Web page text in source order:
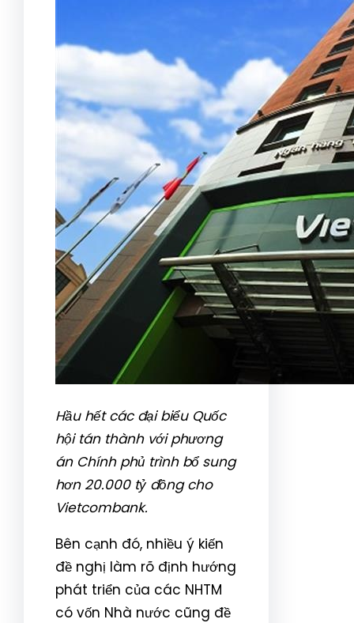
Hầu hết các đại biểu Quốc
hội tán thành với phương
án Chính phủ trình bổ sung
hơn 20.000 tỷ đồng cho
Vietcombank.
Bên cạnh đó, nhiều ý kiến
đề nghị làm rõ định hướng
phát triển của các NHTM
có vốn Nhà nước cũng đề